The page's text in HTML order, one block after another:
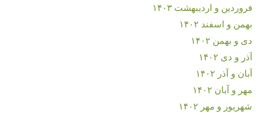
فروردین و اردیبهشت ۱۴۰۳
بهمن و اسفند ۱۴۰۲
دی و بهمن ۱۴۰۲
آذر و دی ۱۴۰۲
آبان و آذر ۱۴۰۲
مهر و آبان ۱۴۰۲
شهریور و مهر ۱۴۰۲